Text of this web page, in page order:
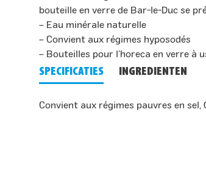
bouteille en verre de Bar-le-Duc se
– Eau minérale naturelle
– Convient aux régimes hyposodés
– Bouteilles pour l’horeca en verre à
SPECIFICATIES INGREDIENTEN
Convient aux régimes pauvres en sel,